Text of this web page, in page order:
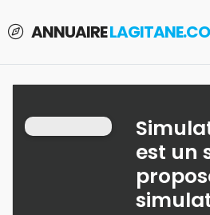
ANNUAIRE
est un